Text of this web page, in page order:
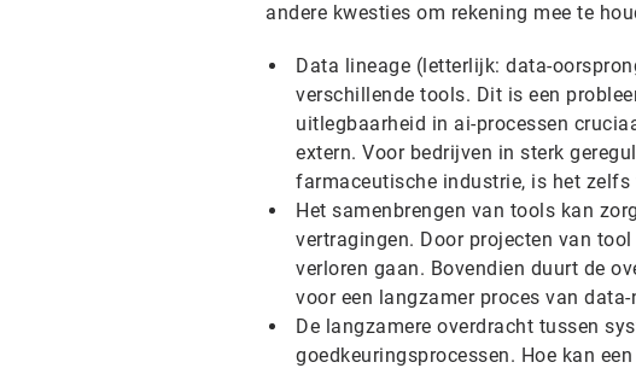
andere kwesties om rekening mee te
Data lineage (letterlijk: data-
verschillende tools. Dit is een
uitlegbaarheid in ai-processen
extern. Voor bedrijven in sterk
farmaceutische industrie, is het
Het samenbrengen van tools kan
vertragingen. Door projecten van
verloren gaan. Bovendien duurt de
voor een langzamer proces van
De langzamere overdracht tussen
goedkeuringsprocessen. Hoe kan